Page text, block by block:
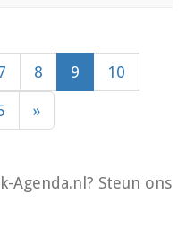
8 9 10
»
Agenda.nl? Steun ons